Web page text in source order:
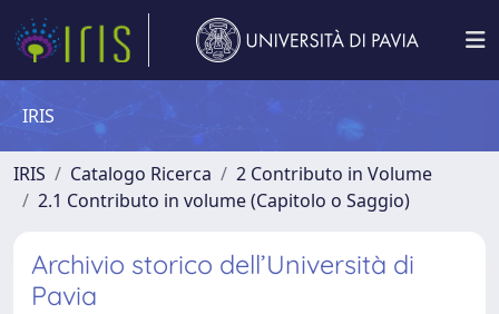
IRIS
IRIS Catalogo Ricerca
2 Contributo in Volume
2.1 Contributo in volume (Capitolo o Saggio)
Archivio storico dell’Università di
Pavia